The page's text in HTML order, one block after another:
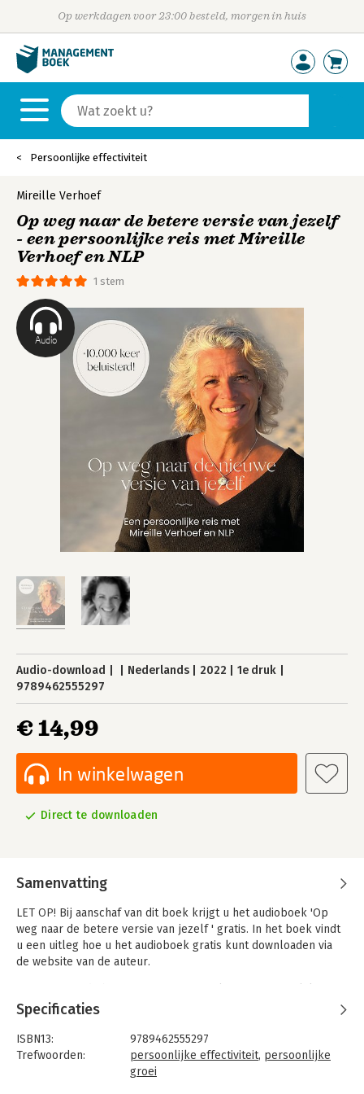
Op werkdagen voor 23:00 besteld, morgen in huis
Persoonlijke effectiviteit
Audio
1 stem
Mireille Verhoef
Op weg naar de betere versie van jezelf
- een persoonlijke reis met Mireille
Verhoef en NLP
Audio-download Nederlands 2022
1e druk
9789462555297
€ 14,99
In winkelwagen
Direct te downloaden
Samenvatting
LET OP! Bij aanschaf van dit boek krijgt u het audioboek 'Op
weg naar de betere versie van jezelf ' gratis. In het boek vindt
u een uitleg hoe u het audioboek gratis kunt downloaden via
de website van de auteur.
met Mireille Verhoef en NLP.
Je bent al goed. Het kan alleen maar beter worden. Dit boek
neemt je mee op een persoonlijke reis naar de betere versie
van jezelf, thuis, op het werk of allebei.
Mireille Verhoef – NLP trainer – begeleidt jouw reis vanuit NLP
Specificaties
ISBN13:
9789462555297
Trefwoorden:
persoonlijke effectiviteit, persoonlijke
groei